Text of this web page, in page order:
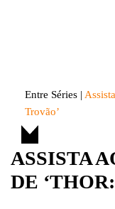
Entre Séries |
Trovão’
ASSISTA
DE